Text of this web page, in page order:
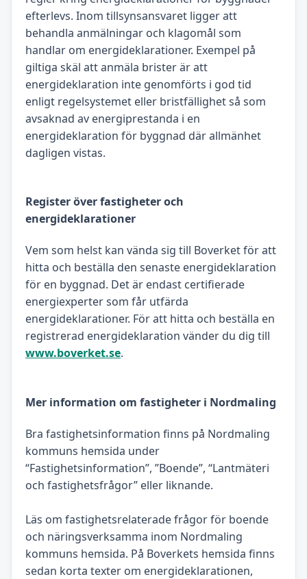
efterlevs. Inom tillsynsansvaret ligger att
behandla anmälningar och klagomål som
handlar om energideklarationer. Exempel på
giltiga skäl att anmäla brister är att
energideklaration inte genomförts i god tid
enligt regelsystemet eller bristfällighet så som
avsaknad av energiprestanda i en
energideklaration för byggnad där allmänhet
dagligen vistas.
Register över fastigheter och
energideklarationer
Vem som helst kan vända sig till Boverket för att
hitta och beställa den senaste energideklaration
för en byggnad. Det är endast certifierade
energiexperter som får utfärda
energideklarationer. För att hitta och beställa en
registrerad energideklaration vänder du dig till
www.boverket.se.
Mer information om fastigheter i Nordmaling
Bra fastighetsinformation finns på Nordmaling
kommuns hemsida under
“Fastighetsinformation”, ”Boende”, “Lantmäteri
och fastighetsfrågor” eller liknande.
Läs om fastighetsrelaterade frågor för boende
och näringsverksamma inom Nordmaling
kommuns hemsida. På Boverkets hemsida finns
sedan korta texter om energideklarationen,